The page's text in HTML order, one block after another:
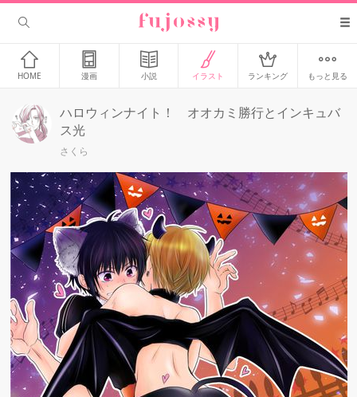
HOME 漫画 小説 イラスト ランキング もっと見る
ハロウィンナイト！ オオカミ勝行とインキュバ
ス光
さくら